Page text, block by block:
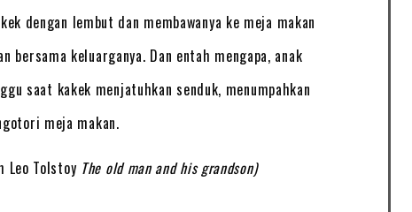
dengan lembut dan membawanya ke meja makan
bersama keluarganya. Dan entah mengapa, anak
saat kakek menjatuhkan senduk, menumpahkan
meja makan.
Tolstoy The old man and his grandson)